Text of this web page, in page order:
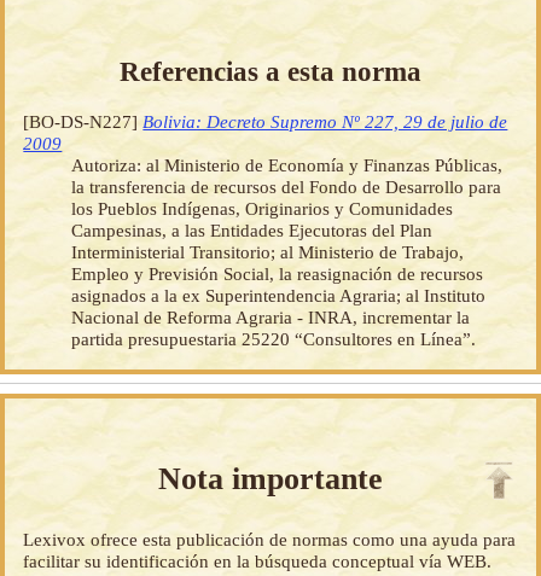
Referencias a esta norma
[BO-DS-N227] Bolivia: Decreto Supremo Nº 227, 29 de julio de
2009
Autoriza: al Ministerio de Economía y Finanzas Públicas,
la transferencia de recursos del Fondo de Desarrollo para
los Pueblos Indígenas, Originarios y Comunidades
Campesinas, a las Entidades Ejecutoras del Plan
Interministerial Transitorio; al Ministerio de Trabajo,
Empleo y Previsión Social, la reasignación de recursos
asignados a la ex Superintendencia Agraria; al Instituto
Nacional de Reforma Agraria - INRA, incrementar la
partida presupuestaria 25220 “Consultores en Línea”.
Nota importante
Lexivox ofrece esta publicación de normas como una ayuda para
facilitar su identificación en la búsqueda conceptual vía WEB.